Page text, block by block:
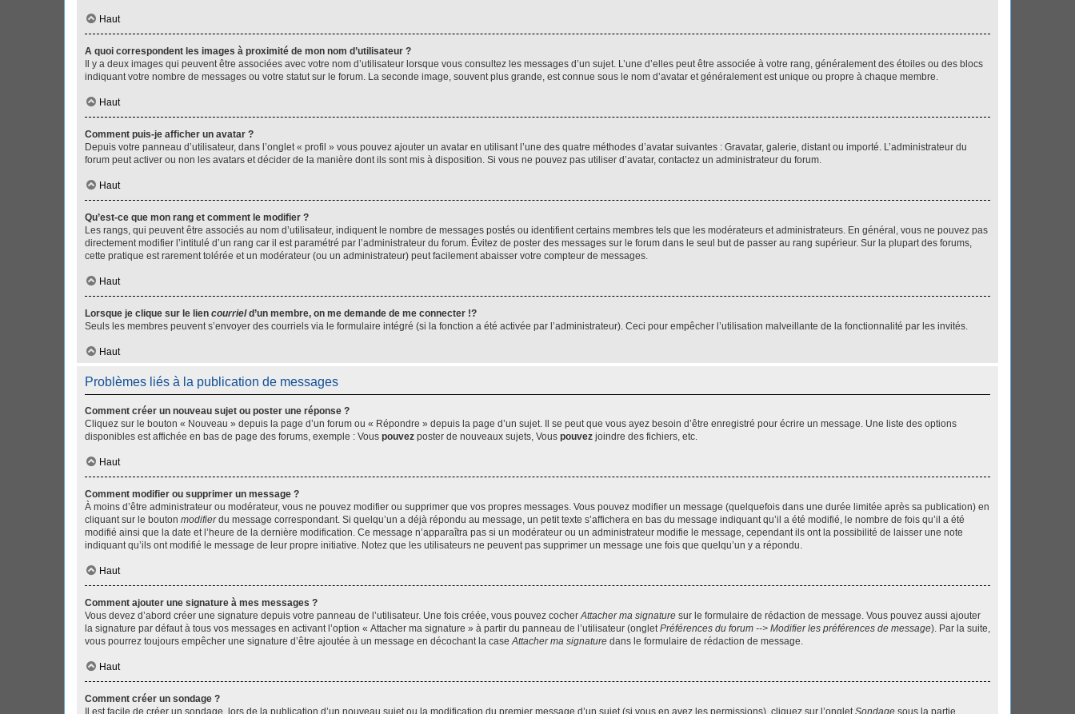
Haut
A quoi correspondent les images à proximité de mon nom d’utilisateur ?
Il y a deux images qui peuvent être associées avec votre nom d’utilisateur lorsque vous consultez les messages d’un sujet. L’une d’elles peut être associée à votre rang, généralement des étoiles ou des blocs
indiquant votre nombre de messages ou votre statut sur le forum. La seconde image, souvent plus grande, est connue sous le nom d’avatar et généralement est unique ou propre à chaque membre.
Haut
Comment puis-je afficher un avatar ?
Depuis votre panneau d’utilisateur, dans l’onglet « profil » vous pouvez ajouter un avatar en utilisant l’une des quatre méthodes d’avatar suivantes : Gravatar, galerie, distant ou importé. L’administrateur du
forum peut activer ou non les avatars et décider de la manière dont ils sont mis à disposition. Si vous ne pouvez pas utiliser d’avatar, contactez un administrateur du forum.
Haut
Qu’est-ce que mon rang et comment le modifier ?
Les rangs, qui peuvent être associés au nom d’utilisateur, indiquent le nombre de messages postés ou identifient certains membres tels que les modérateurs et administrateurs. En général, vous ne pouvez pas
directement modifier l’intitulé d’un rang car il est paramétré par l’administrateur du forum. Évitez de poster des messages sur le forum dans le seul but de passer au rang supérieur. Sur la plupart des forums,
cette pratique est rarement tolérée et un modérateur (ou un administrateur) peut facilement abaisser votre compteur de messages.
Haut
Lorsque je clique sur le lien courrield’un membre, on me demande de me connecter !?
Seuls les membres peuvent s’envoyer des courriels via le formulaire intégré (si la fonction a été activée par l’administrateur). Ceci pour empêcher l’utilisation malveillante de la fonctionnalité par les invités.
Haut
Problèmes liés à la publication de messages
Comment créer un nouveau sujet ou poster une réponse ?
Cliquez sur le bouton « Nouveau » depuis la page d’un forum ou « Répondre » depuis la page d’un sujet. Il se peut que vous ayez besoin d’être enregistré pour écrire un message. Une liste des options
disponibles est affichée en bas de page des forums, exemple : Vous pouvez poster de nouveaux sujets, Vous pouvez joindre des fichiers, etc.
Haut
Comment modifier ou supprimer un message ?
À moins d’être administrateur ou modérateur, vous ne pouvez modifier ou supprimer que vos propres messages. Vous pouvez modifier un message (quelquefois dans une durée limitée après sa publication) en
cliquant sur le bouton modifierdu message correspondant. Si quelqu’un a déjà répondu au message, un petit texte s’affichera en bas du message indiquant qu’il a été modifié, le nombre de fois qu’il a été
modifié ainsi que la date et l’heure de la dernière modification. Ce message n’apparaîtra pas si un modérateur ou un administrateur modifie le message, cependant ils ont la possibilité de laisser une note
indiquant qu’ils ont modifié le message de leur propre initiative. Notez que les utilisateurs ne peuvent pas supprimer un message une fois que quelqu’un y a répondu.
Haut
Comment ajouter une signature à mes messages ?
Vous devez d’abord créer une signature depuis votre panneau de l’utilisateur. Une fois créée, vous pouvez cocherAttacher ma signature sur le formulaire de rédaction de message. Vous pouvez aussi ajouter
la signature par défaut à tous vos messages en activant l’option « Attacher ma signature » à partir du panneau de l’utilisateur (ongletPréférences du forum --> Modifier les préférences de message). Par la suite,
vous pourrez toujours empêcher une signature d’être ajoutée à un message en décochant la caseAttacher ma signature dans le formulaire de rédaction de message.
Haut
Comment créer un sondage ?
Il est facile de créer un sondage, lors de la publication d’un nouveau sujet ou la modification du premier message d’un sujet (si vous en avez les permissions), cliquez sur l’onglet Sondage sous la partie